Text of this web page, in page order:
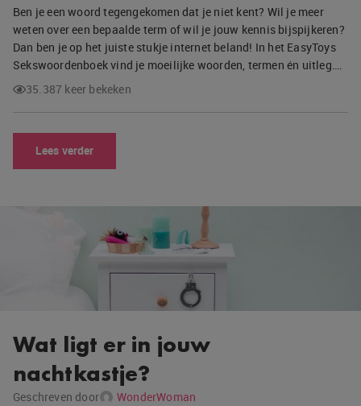
Ben je een woord tegengekomen dat je niet kent? Wil je meer
weten over een bepaalde term of wil je jouw kennis bijspijkeren?
Dan ben je op het juiste stukje internet beland! In het EasyToys
Sekswoordenboek vind je moeilijke woorden, termen én uitleg….
35.387 keer bekeken
Lees verder
Wat ligt er in jouw
nachtkastje?
Geschreven door
WonderWoman